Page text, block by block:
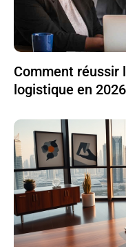
Comment réussir
logistique en 2026